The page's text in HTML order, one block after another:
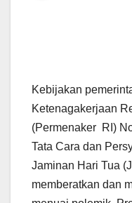
Kebijakan
Ketenagakerjaan
(Permenaker RI)
Tata Cara dan
Jaminan Hari Tua
memberatkan dan